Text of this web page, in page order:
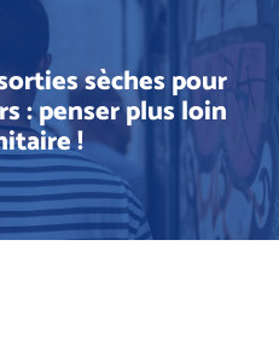
sèches pour
: penser plus loin
!